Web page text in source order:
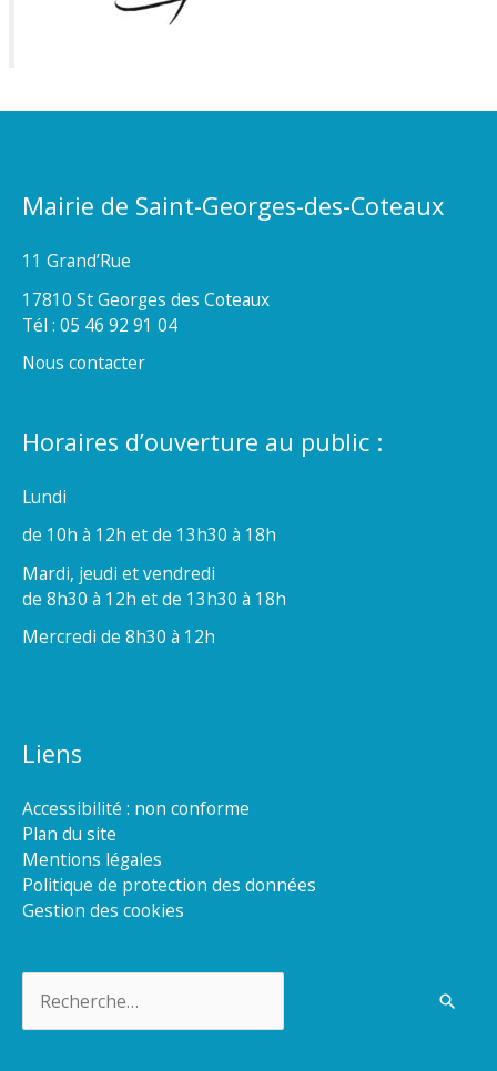
Mairie de Saint-Georges-des-Coteaux
11 Grand’Rue
17810 St Georges des Coteaux
Tél : 05 46 92 91 04
Nous contacter
Horaires d’ouverture au public :
Lundi
de 10h à 12h et de 13h30 à 18h
Mardi, jeudi et vendredi
de 8h30 à 12h et de 13h30 à 18h
Mercredi de 8h30 à 12h
Liens
Accessibilité : non conforme
Plan du site
Mentions légales
Politique de protection des données
Gestion des cookies